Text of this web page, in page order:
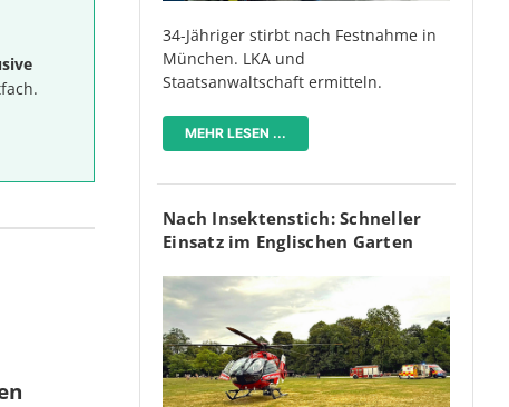
34-Jähriger stirbt nach Festnahme in
München. LKA und
Staatsanwaltschaft ermitteln.
MEHR LESEN ...
Nach Insektenstich: Schneller
Einsatz im Englischen Garten